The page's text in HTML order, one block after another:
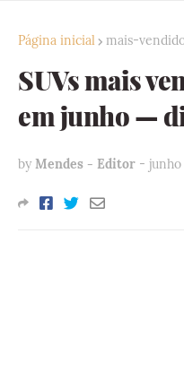
Página inicial mais-
SUVs mais
em junho —
by Mendes - Editor - junho